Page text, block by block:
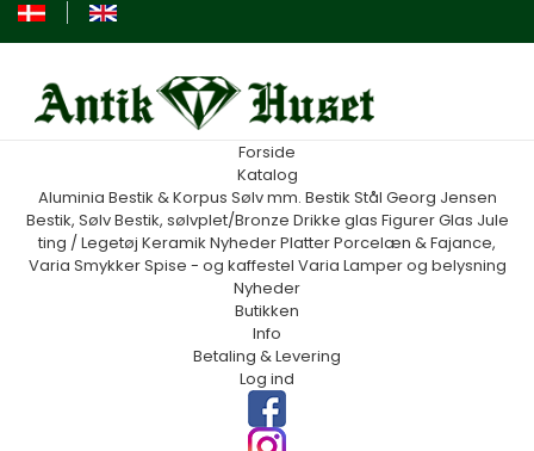
Forside
Katalog
Aluminia Bestik & Korpus Sølv mm. Bestik Stål Georg Jensen
Bestik, SølvBestik, sølvplet/Bronze Drikke glas FigurerGlas Jule
ting / Legetøj Keramik NyhederPlatterPorcelæn & Fajance,
Varia SmykkerSpise - og kaffestel Varia Lamper og belysning
Nyheder
Butikken
Info
Betaling & Levering
Log ind